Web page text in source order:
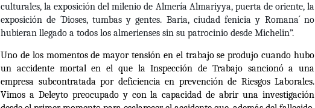
culturales, la exposición del milenio de Almería Almariyya, puerta de oriente, la
exposición de ´Dioses, tumbas y gentes. Baria, ciudad fenicia y Romana´ no
hubieran llegado a todos los almerienses sin su patrocinio desde Michelin”.
Uno de los momentos de mayor tensión en el trabajo se produjo cuando hubo
un accidente mortal en el que la Inspección de Trabajo sancionó a una
empresa subcontratada por deficiencia en prevención de Riesgos Laborales.
Vimos a Deleyto preocupado y con la capacidad de abrir una investigación